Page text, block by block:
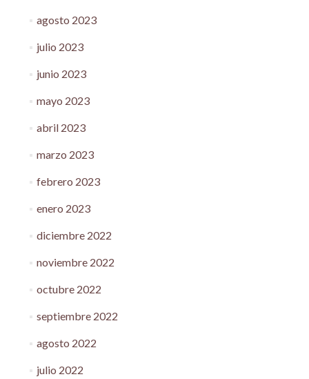
agosto 2023
julio 2023
junio 2023
mayo 2023
abril 2023
marzo 2023
febrero 2023
enero 2023
diciembre 2022
noviembre 2022
octubre 2022
septiembre 2022
agosto 2022
julio 2022